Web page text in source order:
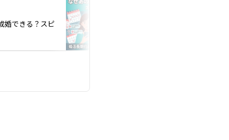
婚できる？スピ